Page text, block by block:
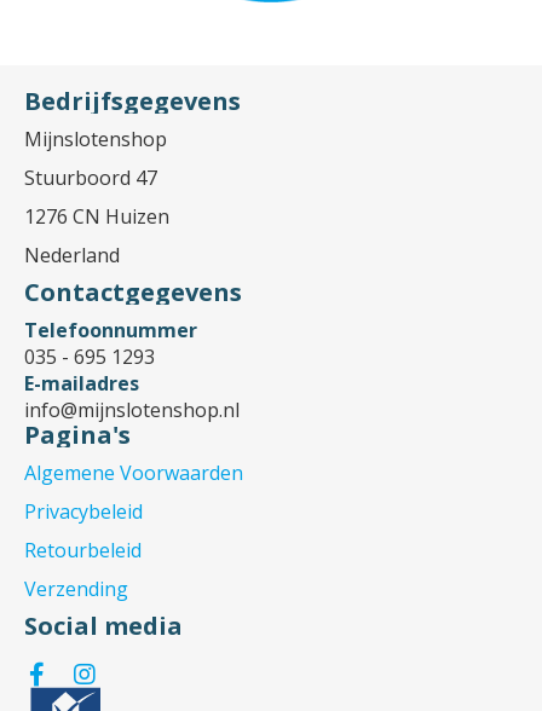
Bedrijfsgegevens
Mijnslotenshop
Stuurboord 47
1276 CN Huizen
Nederland
Contactgegevens
Telefoonnummer
035 - 695 1293
E-mailadres
info@mijnslotenshop.nl
Pagina's
Algemene Voorwaarden
Privacybeleid
Retourbeleid
Verzending
Social media